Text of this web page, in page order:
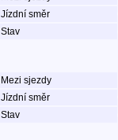
Jízdní směr
Stav
Mezi sjezdy
Jízdní směr
Stav